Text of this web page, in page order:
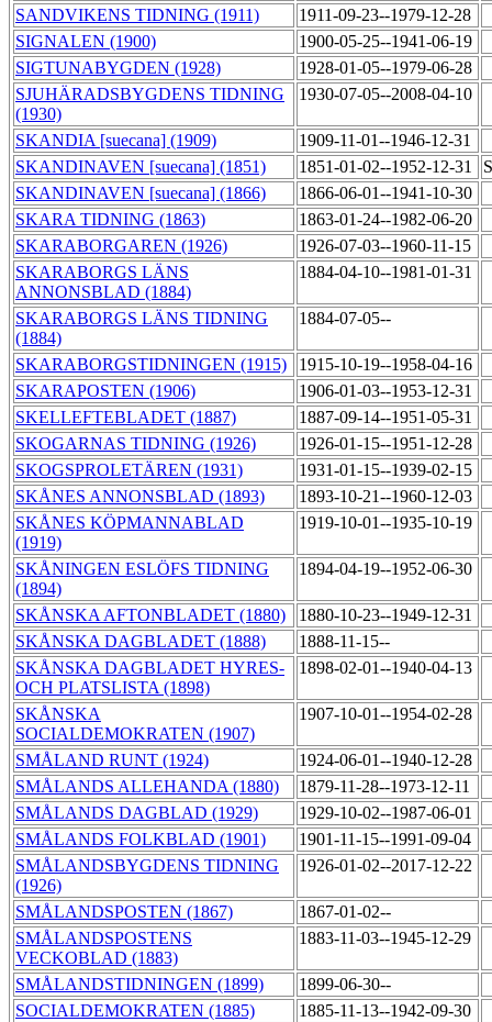
SANDVIKENS TIDNING (1911)
1911-09-23--1979-12-28
SIGNALEN (1900)
1900-05-25--1941-06-19
SIGTUNABYGDEN (1928)
1928-01-05--1979-06-28
SJUHÄRADSBYGDENS TIDNING
(1930)
1930-07-05--2008-04-10
SKANDIA [suecana] (1909)
1909-11-01--1946-12-31
SKANDINAVEN [suecana] (1851)
1851-01-02--1952-12-31
SKANDINAVEN [suecana] (1866)
1866-06-01--1941-10-30
SKARA TIDNING (1863)
1863-01-24--1982-06-20
SKARABORGAREN (1926)
1926-07-03--1960-11-15
SKARABORGS LÄNS
ANNONSBLAD (1884)
1884-04-10--1981-01-31
SKARABORGS LÄNS TIDNING
(1884)
1884-07-05--
SKARABORGSTIDNINGEN (1915)
1915-10-19--1958-04-16
SKARAPOSTEN (1906)
1906-01-03--1953-12-31
SKELLEFTEBLADET (1887)
1887-09-14--1951-05-31
SKOGARNAS TIDNING (1926)
1926-01-15--1951-12-28
SKOGSPROLETÄREN (1931)
1931-01-15--1939-02-15
SKÅNES ANNONSBLAD (1893)
1893-10-21--1960-12-03
SKÅNES KÖPMANNABLAD
(1919)
1919-10-01--1935-10-19
SKÅNINGEN ESLÖFS TIDNING
(1894)
1894-04-19--1952-06-30
SKÅNSKA AFTONBLADET (1880)
1880-10-23--1949-12-31
SKÅNSKA DAGBLADET (1888)
1888-11-15--
SKÅNSKA DAGBLADET HYRES-
OCH PLATSLISTA (1898)
1898-02-01--1940-04-13
SKÅNSKA
SOCIALDEMOKRATEN (1907)
1907-10-01--1954-02-28
SMÅLAND RUNT (1924)
1924-06-01--1940-12-28
SMÅLANDS ALLEHANDA (1880)
1879-11-28--1973-12-11
SMÅLANDS DAGBLAD (1929)
1929-10-02--1987-06-01
SMÅLANDS FOLKBLAD (1901)
1901-11-15--1991-09-04
SMÅLANDSBYGDENS TIDNING
(1926)
1926-01-02--2017-12-22
SMÅLANDSPOSTEN (1867)
1867-01-02--
SMÅLANDSPOSTENS
VECKOBLAD (1883)
1883-11-03--1945-12-29
SMÅLANDSTIDNINGEN (1899)
1899-06-30--
SOCIALDEMOKRATEN (1885)
1885-11-13--1942-09-30